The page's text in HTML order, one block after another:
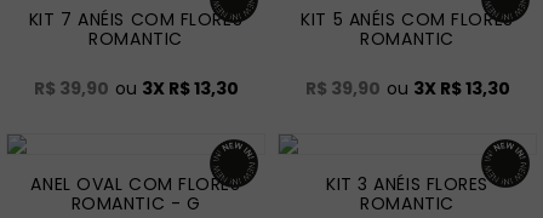
KIT 7 ANÉIS COM FLORES
ROMANTIC
R$ 39,90 ou 3X R$ 13,30
KIT 5 ANÉIS COM FLORES
ROMANTIC
R$ 39,90 ou 3X R$ 13,30
ANEL OVAL COM FLORES
ROMANTIC - G
KIT 3 ANÉIS FLORES
ROMANTIC